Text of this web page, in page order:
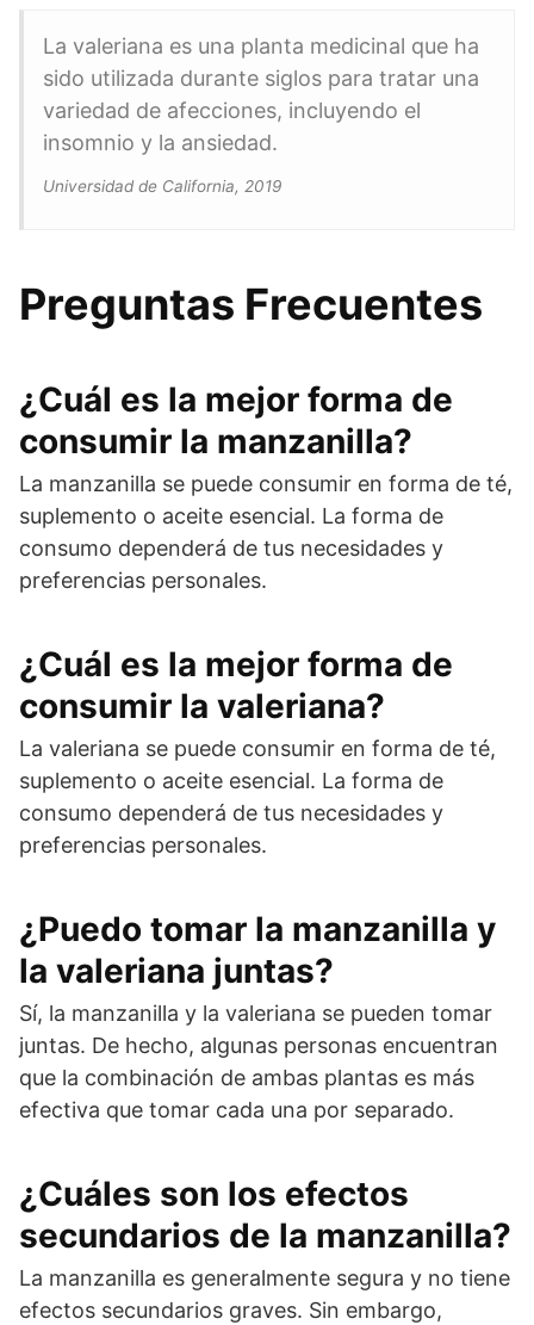
La valeriana es una planta medicinal que ha
sido utilizada durante siglos para tratar una
variedad de afecciones, incluyendo el
insomnio y la ansiedad.
Universidad de California, 2019
Preguntas Frecuentes
¿Cuál es la mejor forma de
consumir la manzanilla?
La manzanilla se puede consumir en forma de té,
suplemento o aceite esencial. La forma de
consumo dependerá de tus necesidades y
preferencias personales.
¿Cuál es la mejor forma de
consumir la valeriana?
La valeriana se puede consumir en forma de té,
suplemento o aceite esencial. La forma de
consumo dependerá de tus necesidades y
preferencias personales.
¿Puedo tomar la manzanilla y
la valeriana juntas?
Sí, la manzanilla y la valeriana se pueden tomar
juntas. De hecho, algunas personas encuentran
que la combinación de ambas plantas es más
efectiva que tomar cada una por separado.
¿Cuáles son los efectos
secundarios de la manzanilla?
La manzanilla es generalmente segura y no tiene
efectos secundarios graves. Sin embargo,